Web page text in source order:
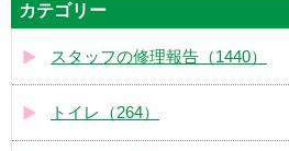
カテゴリー
スタッフの修理報告（1440）
トイレ（264）